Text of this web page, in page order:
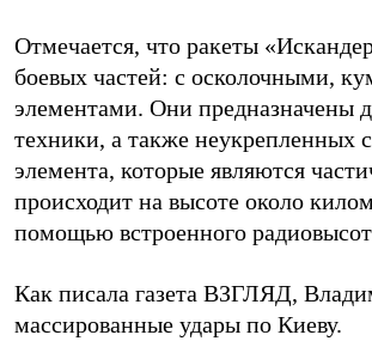
Отмечается, что ракеты
боевых частей: с осколочными,
элементами. Они предназначены
техники, а также неукрепленных
элемента, которые являются
происходит на высоте около
помощью встроенного
Как писала газета ВЗГЛЯД,
массированные удары по Киеву.